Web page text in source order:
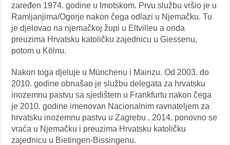
zaređen 1974. godine u Imotskom. Prvu službu vršio je u
Ramljanjima/Ogorje nakon čega odlazi u Njemačku. Tu
je djelovao na njemačkoj župi u Eltvilleu a onda
preuzima Hrvatsku katoličku zajednicu u Giessenu,
potom u Kölnu.
Nakon toga djeluje u Münchenu i Mainzu. Od 2003. do
2010. godine obnašao je službu delegata za hrvatsku
inozemnu pastvu sa sjedištem u Frankfurtu nakon čega
je 2010. godine imenovan Nacionalnim ravnateljem za
hrvatsku inozemnu pastvu u Zagrebu . 2014. ponovno se
vraća u Njemačku i preuzima Hrvatsku katoličku
zajednicu u Bietingen-Bissingenu.